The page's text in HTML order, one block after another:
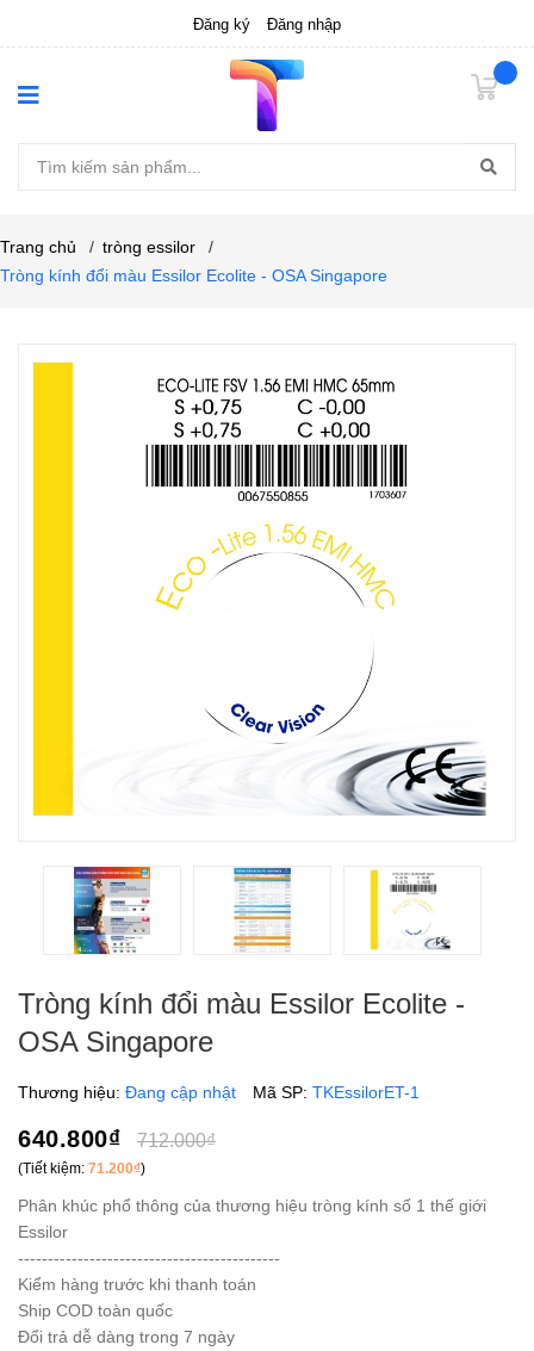
Đăng ký Đăng nhập
Trang chủ / tròng essilor
/
Tròng kính đổi màu Essilor Ecolite - OSA Singapore
Tròng kính đổi màu Essilor Ecolite -
OSA Singapore
Thương hiệu: Đang cập nhật Mã SP: TKEssilorET-1
640.800₫ 712.000₫
(Tiết kiệm: 71.200₫)
Phân khúc phổ thông của thương hiệu tròng kính số 1 thế giới
Essilor
--------------------------------------------
Kiểm hàng trước khi thanh toán
Ship COD toàn quốc
Đổi trả dễ dàng trong 7 ngày